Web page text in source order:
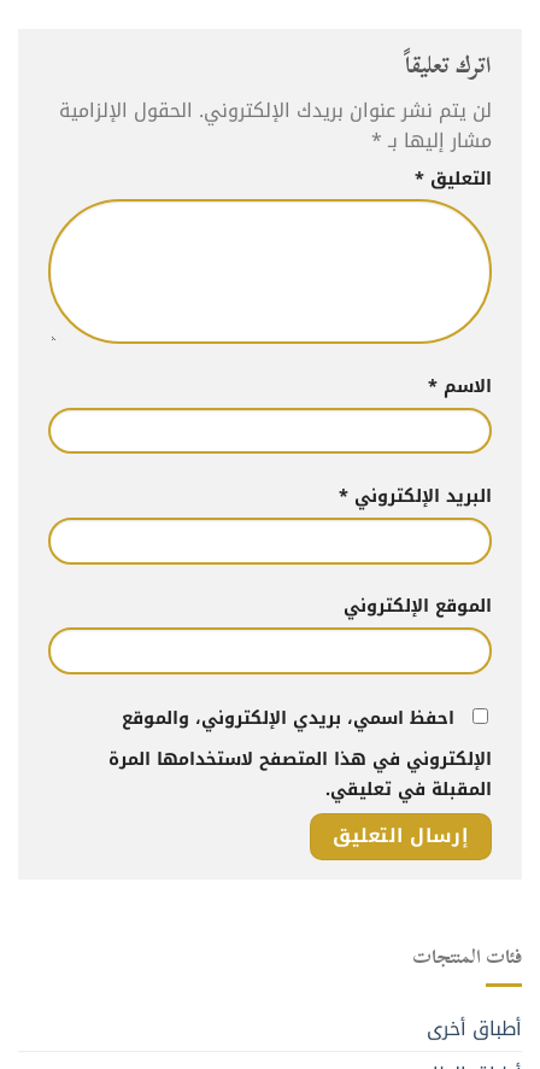
اترك تعليقاً
لن يتم نشر عنوان بريدك الإلكتروني. الحقول الإلزامية
مشار إليها بـ*
التعليق *
الاسم *
البريد الإلكتروني *
الموقع الإلكتروني
احفظ اسمي، بريدي الإلكتروني، والموقع
الإلكتروني في هذا المتصفح لاستخدامها المرة
المقبلة في تعليقي.
فئات المنتجات
أطباق أخرى